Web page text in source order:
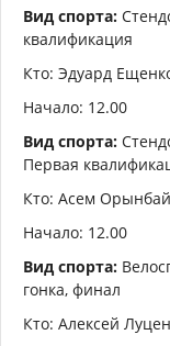
Вид спорта:
квалификация
Кто: Эдуард
Начало: 12.00
Вид спорта:
Первая
Кто: Асем Орынбай
Начало: 12.00
Вид спорта:
гонка, финал
Кто: Алексей